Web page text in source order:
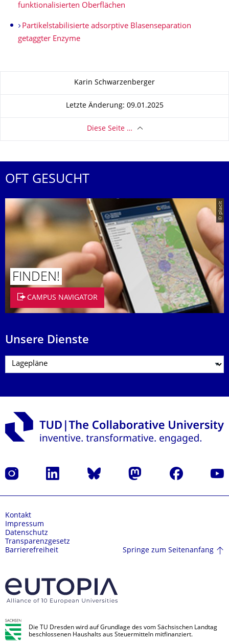
funktionalisierten Oberflächen
Partikelstabili­sierte adsorptive Blasenseparation
getaggter Enzyme
Zu dieser SeiteKarin Schwarzenberger
Letzte Änderung: 09.01.2025
Diese Seite …
OFT GESUCHT
© placit
FINDEN!
CAMPUS NAVIGATOR
Unsere Dienste
Instagram LinkedIn Bluesky Mastodon Facebook
Kontakt
Impressum
Datenschutz
Transparenzgesetz
Barrierefreiheit
Springe zum Seitenanfang
Die TU Dresden wird auf Grundlage des vom Sächsischen Landtag
beschlossenen Haushalts aus Steuermitteln mitfinanziert.